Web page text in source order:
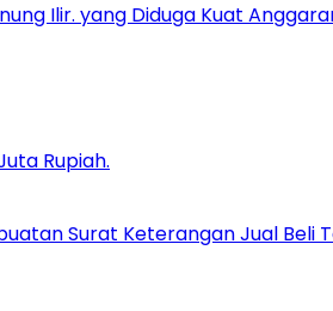
Ilir. yang Diduga Kuat
Rupiah.
Surat Keterangan Jual Beli